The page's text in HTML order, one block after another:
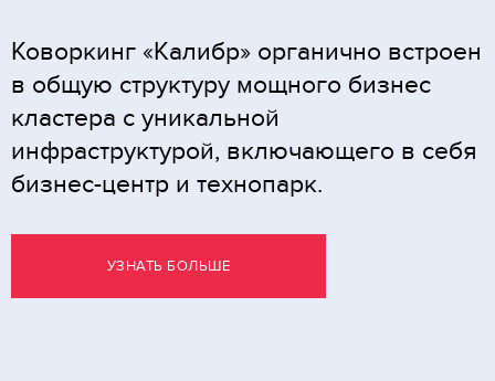
Коворкинг «Калибр» органично встроен
в общую структуру мощного бизнес
кластера с уникальной
инфраструктурой, включающего в себя
бизнес-центр и технопарк.
УЗНАТЬ БОЛЬШЕ